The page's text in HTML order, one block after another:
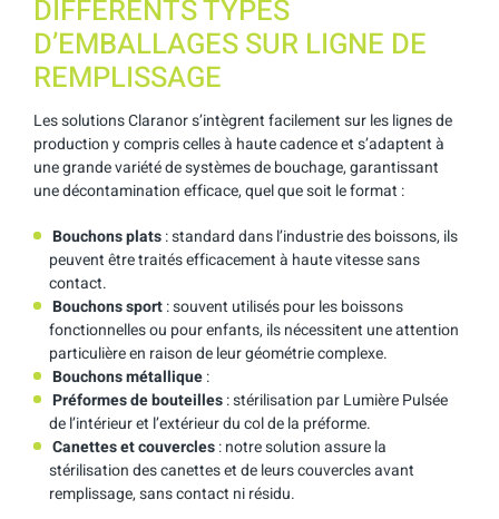
DIFFÉRENTS TYPES
D’EMBALLAGES SUR LIGNE DE
REMPLISSAGE
Les solutions Claranor s’intègrent facilement sur les lignes de
production y compris celles à haute cadence et s’adaptent à
une grande variété de systèmes de bouchage, garantissant
une décontamination efficace, quel que soit le format :
Bouchons plats: standard dans l’industrie des boissons, ils
peuvent être traités efficacement à haute vitesse sans
contact.
Bouchons sport: souvent utilisés pour les boissons
fonctionnelles ou pour enfants, ils nécessitent une attention
particulière en raison de leur géométrie complexe.
Bouchons métallique:
Préformes de bouteilles: stérilisation par Lumière Pulsée
de l’intérieur et l’extérieur du col de la préforme.
Canettes et couvercles: notre solution assure la
stérilisation des canettes et de leurs couvercles avant
remplissage, sans contact ni résidu.